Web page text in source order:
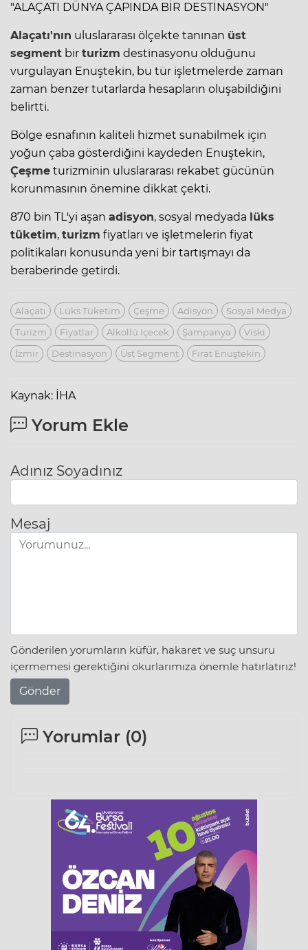
"ALAÇATI DÜNYA ÇAPINDA BİR DESTİNASYON"
Alaçatı'nın uluslararası ölçekte tanınan üst
segment bir turizm destinasyonu olduğunu
vurgulayan Enuştekin, bu tür işletmelerde zaman
zaman benzer tutarlarda hesapların oluşabildiğini
belirtti.
Bölge esnafının kaliteli hizmet sunabilmek için
yoğun çaba gösterdiğini kaydeden Enuştekin,
Çeşme turizminin uluslararası rekabet gücünün
korunmasının önemine dikkat çekti.
870 bin TL'yi aşan adisyon, sosyal medyada lüks
tüketim, turizm fiyatları ve işletmelerin fiyat
politikaları konusunda yeni bir tartışmayı da
beraberinde getirdi.
Alaçatı Lüks Tüketim Çeşme Adisyon
Sosyal Medya
Turizm
Fiyatlar Alkollü Içecek Şampanya
Viski
İzmir
Destinasyon Üst Segment Fırat Enuştekin
Kaynak: İHA
Yorum Ekle
Adınız Soyadınız
Mesaj
Gönderilen yorumların küfür, hakaret ve suç unsuru
içermemesi gerektiğini okurlarımıza önemle hatırlatırız!
Gönder
Yorumlar (0)